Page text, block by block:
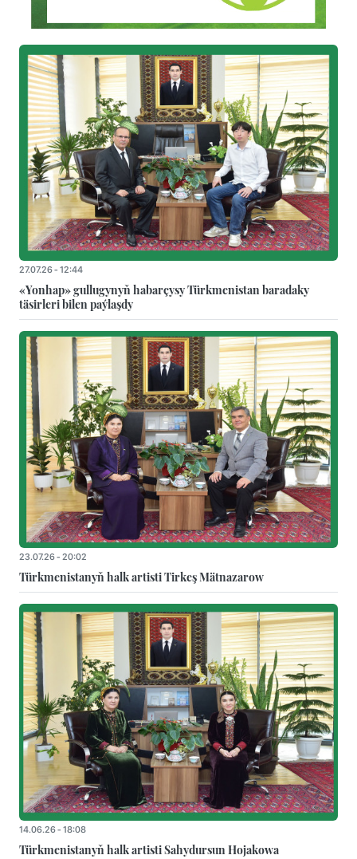
27.07.26 - 12:44
«Yonhap» gullugynyň habarçysy Türkmenistan baradaky
täsirleri bilen paýlaşdy
23.07.26 - 20:02
Türkmenistanyň halk artisti Tirkeş Mätnazarow
14.06.26 - 18:08
Türkmenistanyň halk artisti Sahydursun Hojakowa